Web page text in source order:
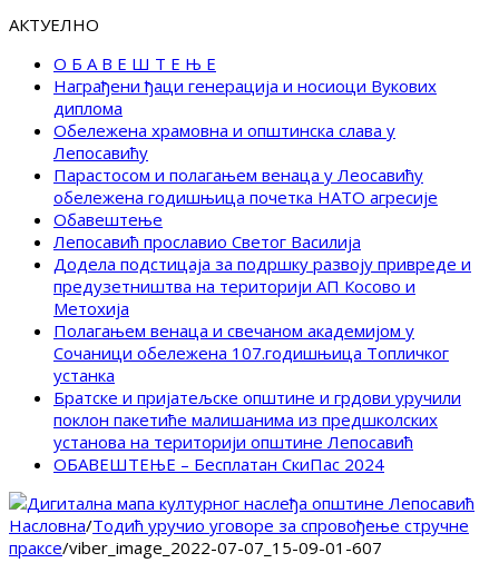
АКТУЕЛНО
О Б А В Е Ш Т Е Њ Е
Награђени ђаци генерација и носиоци Вукових
диплома
Обележена храмовна и општинска слава у
Лепосавићу
Парастосом и полагањем венаца у Леосавићу
обележена годишњица почетка НАТО агресије
Обавештење
Лепосавић прославио Светог Василија
Додела подстицаја за подршку развоју привреде и
предузетништва на територији АП Косово и
Метохија
Полагањем венаца и свечаном академијом у
Сочаници обележена 107.годишњица Топличког
устанка
Братске и пријатељске општине и грдови уручили
поклон пакетиће малишанима из предшколских
установа на територији општине Лепосавић
ОБАВЕШТЕЊЕ – Бесплатан СкиПас 2024
Насловна/Тодић уручио уговоре за спровођење стручне
праксе/viber_image_2022-07-07_15-09-01-607